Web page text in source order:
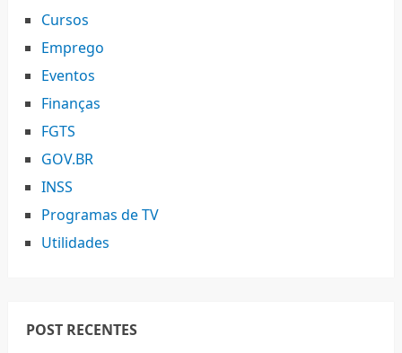
Cursos
Emprego
Eventos
Finanças
FGTS
GOV.BR
INSS
Programas de TV
Utilidades
POST RECENTES